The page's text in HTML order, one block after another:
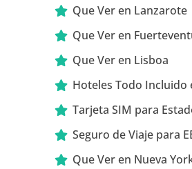
Que Ver en Lanzarote
Que Ver en
Que Ver en Lisboa
Hoteles Todo Incluido
Tarjeta SIM para
Seguro de Viaje para
Que Ver en Nueva